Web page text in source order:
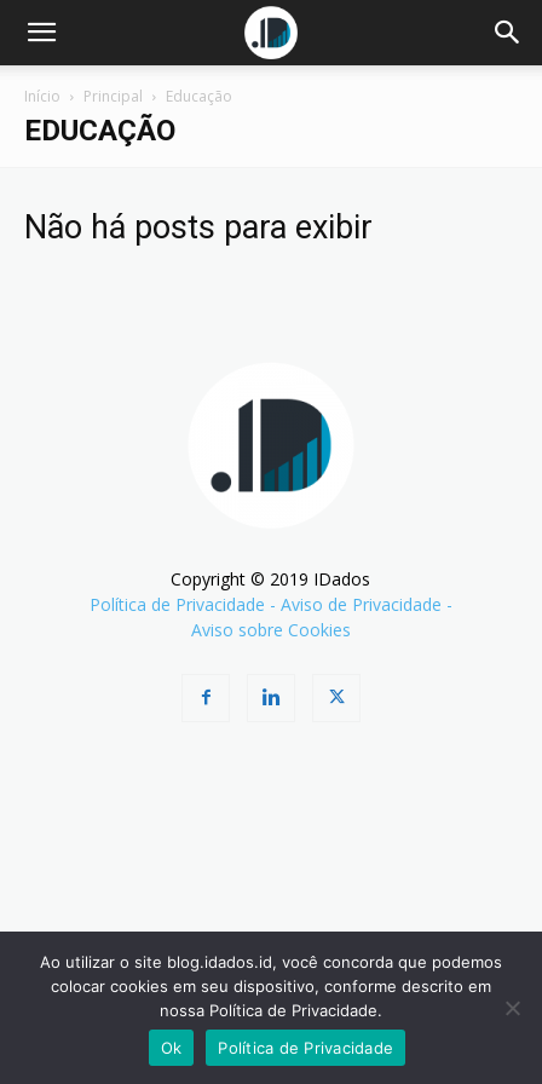
Início Principal Educação
EDUCAÇÃO
Não há posts para exibir
Copyright © 2019 IDados
Política de Privacidade - Aviso de Privacidade -
Aviso sobre Cookies
Ao utilizar o site blog.idados.id, você concorda que podemos
colocar cookies em seu dispositivo, conforme descrito em
nossa Política de Privacidade.
Ok
Política de Privacidade